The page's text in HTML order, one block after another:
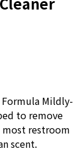
Formula Mildly-
to remove
most restroom
scent.